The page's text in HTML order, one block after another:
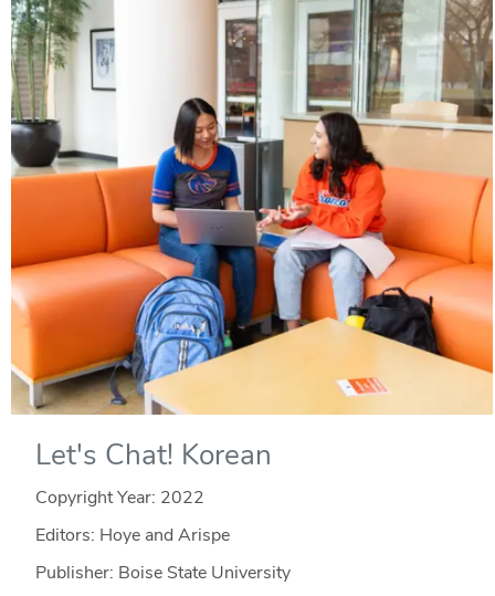
Let's Chat! Korean
Copyright Year: 2022
Editors: Hoye and Arispe
Publisher: Boise State University